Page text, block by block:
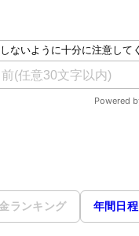
ランキング 年間日程